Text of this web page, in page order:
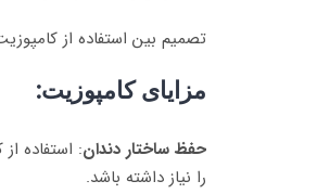
تصمیم بین استفاده از
مزایای کامپوزیت:
حفظ ساختار دندان: استفاده
را نیاز داشته باشد.